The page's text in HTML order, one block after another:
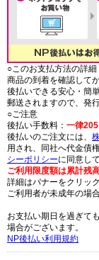
○このお支払方法の詳細
商品の到着を確認して
後払いできる安心・簡
郵送されますので、発
○ご注意
後払い手数料： 一律205
後払いのご注文には、
用され、同社へ代金債
シーポリシーに同意し
ご利用限度額は累計残
詳細はバナーをクリッ
ご利用者が未成年の場
お支払い期日を過ぎて
場合がございます。
NP後払い利用規約